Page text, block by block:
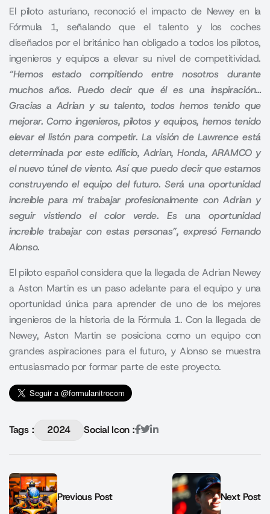
El piloto asturiano, reconoció el impacto de Newey en la
Fórmula 1, señalando que el talento y los coches
diseñados por el británico han obligado a todos los pilotos,
ingenieros y equipos a elevar su nivel de competitividad.
“Hemos estado compitiendo entre nosotros durante
muchos años. Puedo decir que él es una inspiración…
Gracias a Adrian y su talento, todos hemos tenido que
mejorar. Como ingenieros, pilotos y equipos, hemos tenido
elevar el listón para competir. La visión de Lawrence está
determinada por este edificio, Adrian, Honda, ARAMCO y
el nuevo túnel de viento. Así que puedo decir que estamos
construyendo el equipo del futuro. Será una oportunidad
increíble para mí trabajar profesionalmente con Adrian y
seguir vistiendo el color verde. Es una oportunidad
increíble trabajar con estas personas”, expresó Fernando
Alonso.
El piloto español considera que la llegada deAdrian Newey
a Aston Martin es un paso adelante para el equipo y una
oportunidad única para aprender de uno de los mejores
ingenieros de la historia de la Fórmula 1. Con la llegada de
Newey, Aston Martin se posiciona como un equipo con
grandes aspiraciones para el futuro, y Alonso se muestra
entusiasmado por formar parte de este proyecto.
Tags : 2024 Social Icon :
Previous Post Next Post